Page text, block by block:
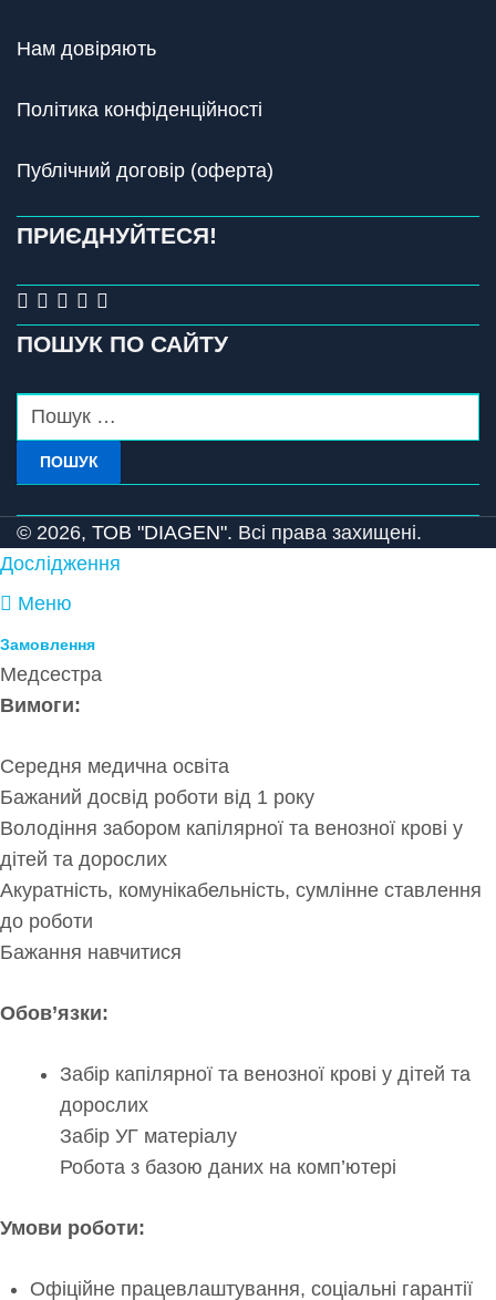
Нам довіряють
Політика конфіденційності
Публічний договір (оферта)
ПРИЄДНУЙТЕСЯ!
ПОШУК ПО САЙТУ
ПОШУК
© 2026, ТОВ "DIAGEN". Всі права захищені.
Дослідження
Меню
Замовлення
Медсестра
Вимоги:
Середня медична освіта
Бажаний досвід роботи від 1 року
Володіння забором капілярної та венозної крові у
дітей та дорослих
Акуратність, комунікабельність, сумлінне ставлення
до роботи
Бажання навчитися
Обов’язки:
Забір капілярної та венозної крові у дітей та
дорослих
Забір УГ матеріалу
Робота з базою даних на комп’ютері
Умови роботи:
Офіційне працевлаштування, соціальні гарантії